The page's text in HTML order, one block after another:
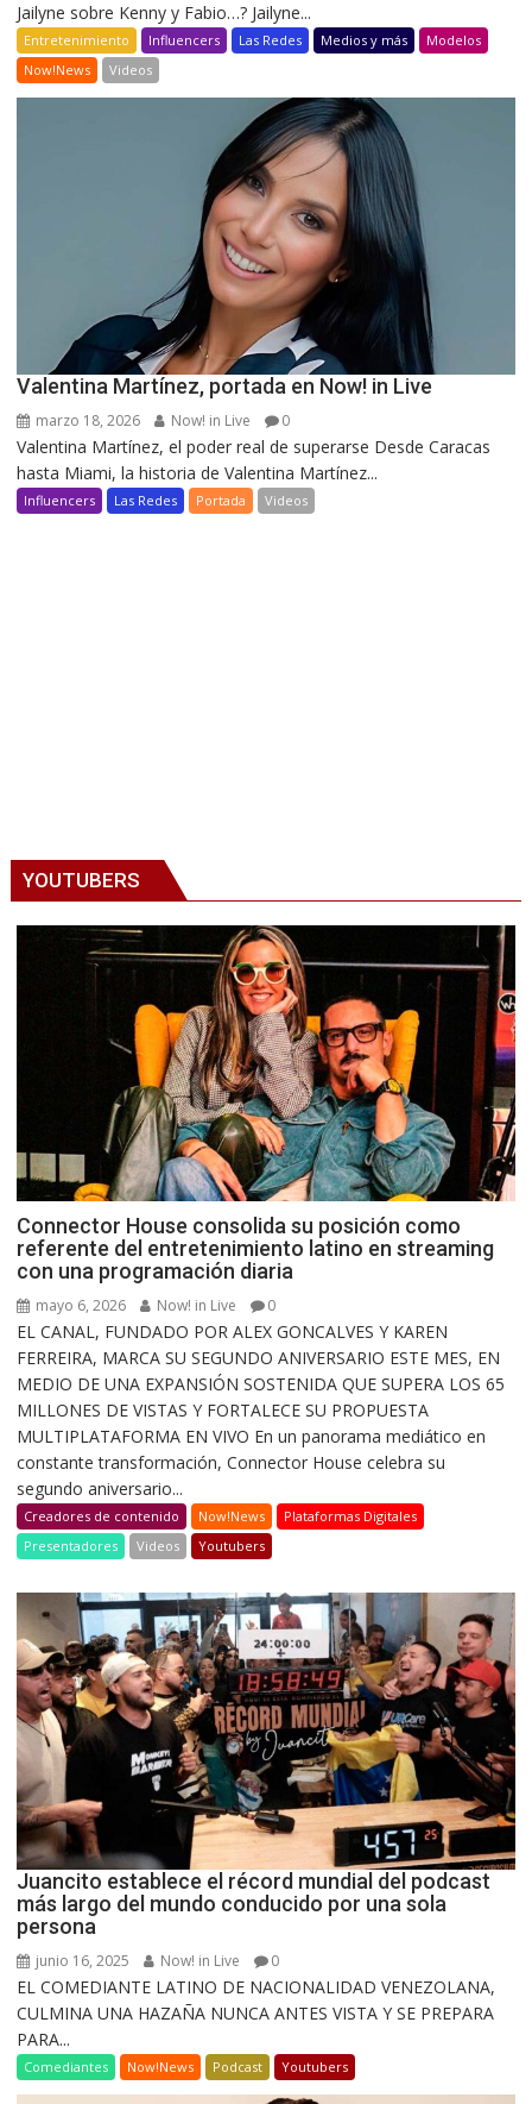
Jailyne sobre Kenny y Fabio…? Jailyne...
Entretenimiento Influencers Las Redes Medios y más
Modelos
Now!News
Videos
Valentina Martínez, portada en Now! in Live
marzo 18, 2026 Now! in Live 0
Valentina Martínez, el poder real de superarse Desde Caracas
hasta Miami, la historia de Valentina Martínez...
Influencers Las Redes Portada Videos
YOUTUBERS
Connector House consolida su posición como
referente del entretenimiento latino en streaming
con una programación diaria
mayo 6, 2026 Now! in Live 0
EL CANAL, FUNDADO POR ALEX GONCALVES Y KAREN
FERREIRA, MARCA SU SEGUNDO ANIVERSARIO ESTE MES, EN
MEDIO DE UNA EXPANSIÓN SOSTENIDA QUE SUPERA LOS 65
MILLONES DE VISTAS Y FORTALECE SU PROPUESTA
MULTIPLATAFORMA EN VIVO En un panorama mediático en
constante transformación, Connector House celebra su
segundo aniversario...
Creadores de contenido Now!News
Plataformas Digitales
Presentadores
Videos Youtubers
Juancito establece el récord mundial del podcast
más largo del mundo conducido por una sola
persona
junio 16, 2025 Now! in Live 0
EL COMEDIANTE LATINO DE NACIONALIDAD VENEZOLANA,
CULMINA UNA HAZAÑA NUNCA ANTES VISTA Y SE PREPARA
PARA...
Comediantes Now!News Podcast Youtubers